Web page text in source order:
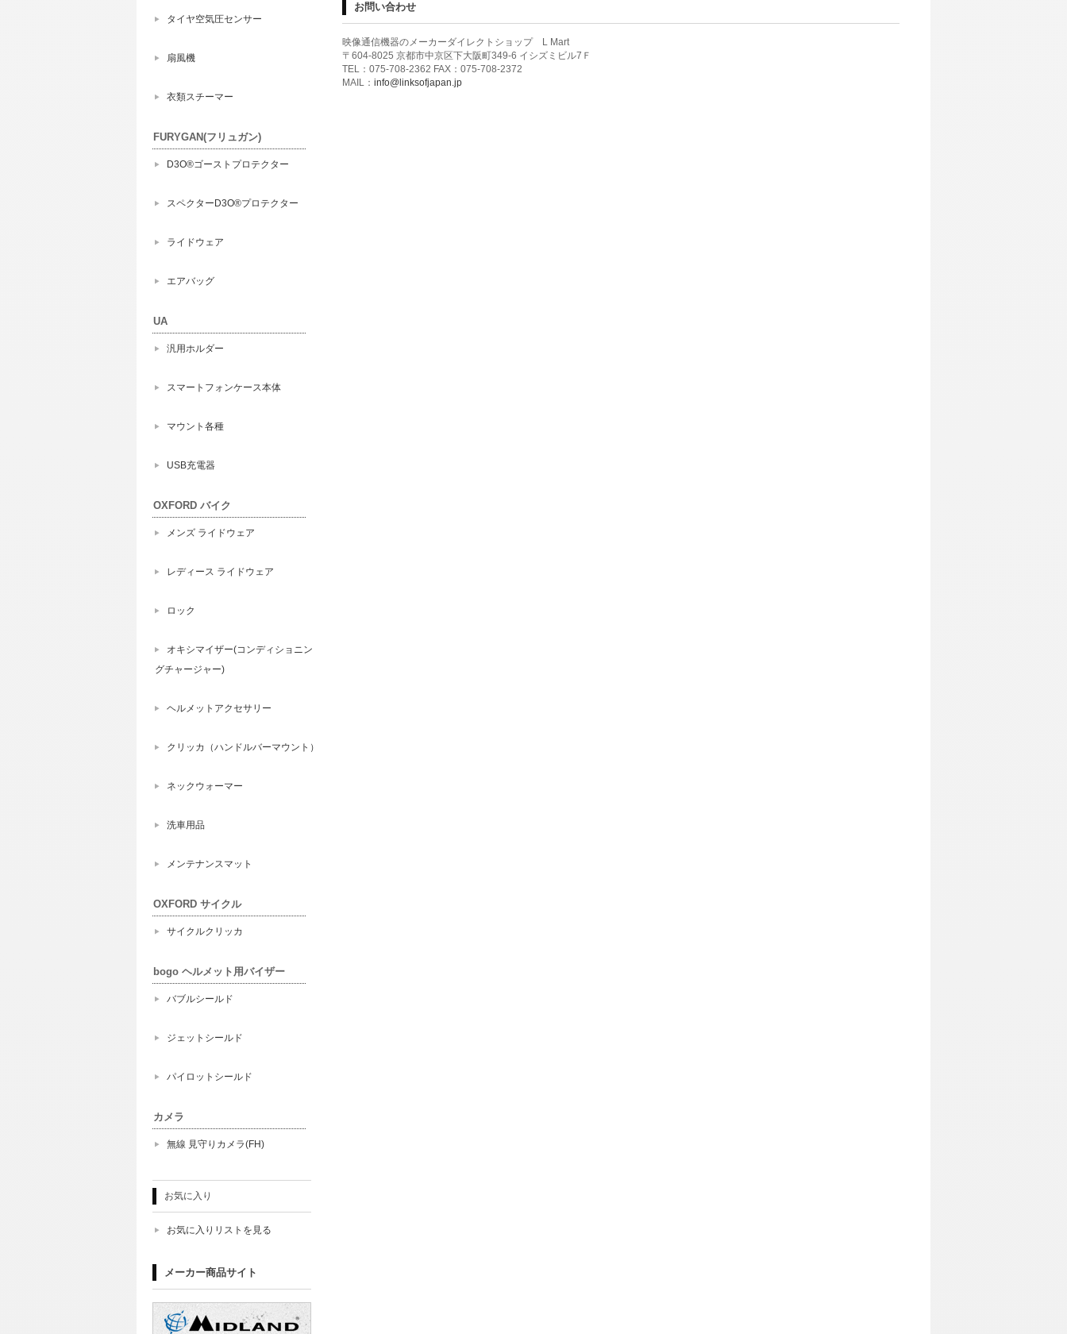
お問い合わせ
映像通信機器のメーカーダイレクトショップ L Mart
〒604-8025 京都市中京区下大阪町349-6 イシズミビル7Ｆ
TEL：075-708-2362 FAX：075-708-2372
MAIL： info@linksofjapan.jp
タイヤ空気圧センサー
扇風機
衣類スチーマー
FURYGAN(フリュガン)
D3O®ゴーストプロテクター
スペクターD3O®プロテクター
ライドウェア
エアバッグ
UA
汎用ホルダー
スマートフォンケース本体
マウント各種
USB充電器
OXFORD バイク
メンズ ライドウェア
レディース ライドウェア
ロック
オキシマイザー(コンディショニン
グチャージャー)
ヘルメットアクセサリー
クリッカ（ハンドルバーマウント）
ネックウォーマー
洗車用品
メンテナンスマット
OXFORD サイクル
サイクルクリッカ
bogo ヘルメット用バイザー
バブルシールド
ジェットシールド
パイロットシールド
カメラ
無線 見守りカメラ(FH)
お気に入り
お気に入りリストを見る
メーカー商品サイト